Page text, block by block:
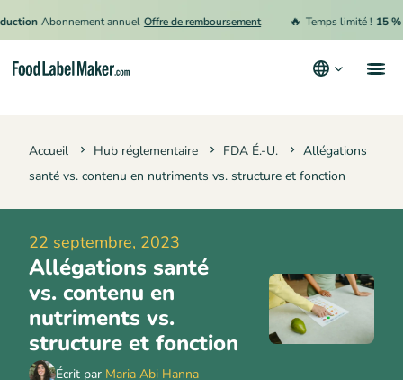
Abonnement annuel Offre de remboursement Temps limité ! 15 % de
Accueil Hub réglementaire FDA É.-U.
Allégations
santé vs. contenu en nutriments vs. structure et fonction
22 septembre, 2023
Allégations santé
vs. contenu en
nutriments vs.
structure et fonction
Écrit par Maria Abi Hanna
Engager un expert
Ressources
Conditions générales d’utilisation
Politique de confidentialité